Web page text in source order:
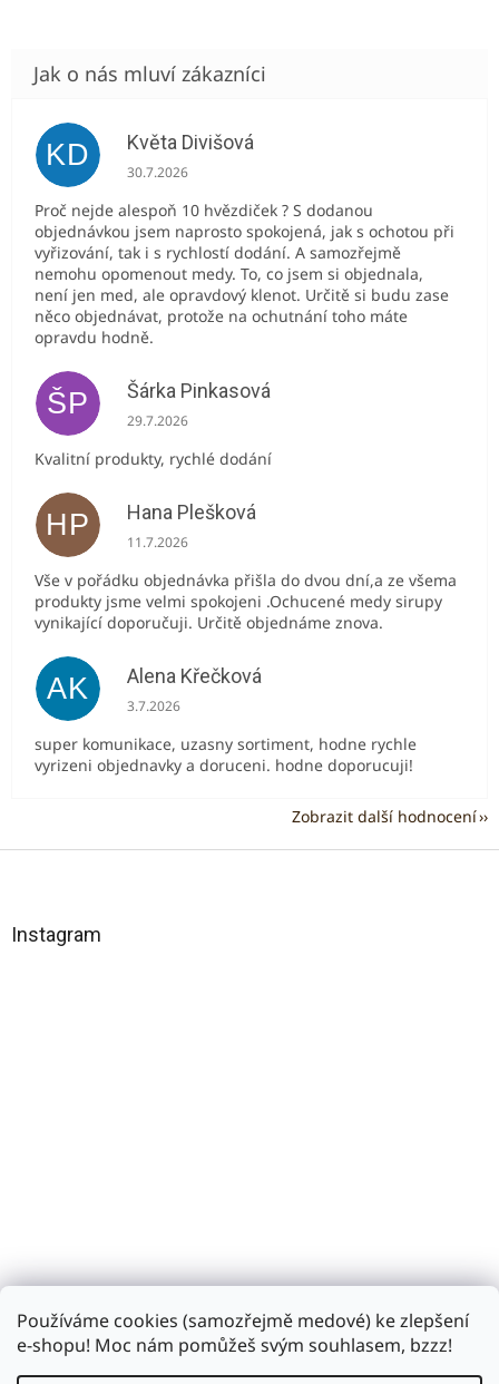
Používáme cookies (samozřejmě medové) ke zlepšení
e-shopu! Moc nám pomůžeš svým souhlasem, bzzz!
KD Květa Divišová
Hodnocení obchodu je 5 z 5 hvězdiček.
30.7.2026
Proč nejde alespoň 10 hvězdiček ? S dodanou
objednávkou jsem naprosto spokojená, jak s ochotou při
vyřizování, tak i s rychlostí dodání. A samozřejmě
nemohu opomenout medy. To, co jsem si objednala,
není jen med, ale opravdový klenot. Určitě si budu zase
něco objednávat, protože na ochutnání toho máte
opravdu hodně.
ŠP Šárka Pinkasová
Hodnocení obchodu je 5 z 5 hvězdiček.
29.7.2026
Kvalitní produkty, rychlé dodání
HP Hana Plešková
Hodnocení obchodu je 5 z 5 hvězdiček.
11.7.2026
Vše v pořádku objednávka přišla do dvou dní,a ze všema
produkty jsme velmi spokojeni .Ochucené medy sirupy
vynikající doporučuji. Určitě objednáme znova.
AK Alena Křečková
Hodnocení obchodu je 5 z 5 hvězdiček.
3.7.2026
super komunikace, uzasny sortiment, hodne rychle
vyrizeni objednavky a doruceni. hodne doporucuji!
Zobrazit další hodnocení
Instagram
Sledovat na Instagramu